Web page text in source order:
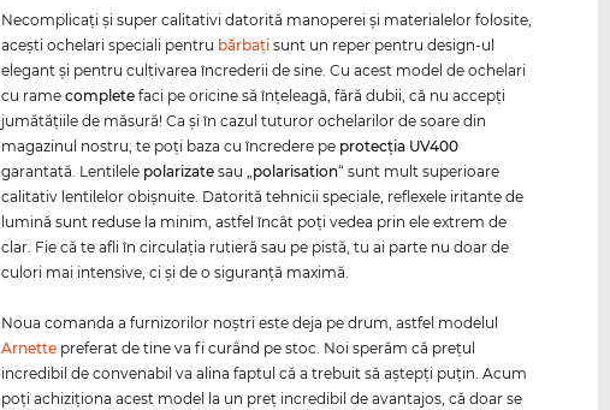
Necomplicaţi şi super calitativi datorită manoperei şi materialelor folosite,
aceşti ochelari speciali pentru bărbaţi sunt un reper pentru design-ul
elegant şi pentru cultivarea încrederii de sine. Cu acest model de ochelari
cu ramecomplete faci pe oricine să înţeleagă, fără dubii, că nu accepţi
jumătăţiile de măsură! Ca și în cazul tuturor ochelarilor de soare din
magazinul nostru, te poți baza cu încredere pe protecția UV400
garantată. Lentilele polarizate sau „polarisation“ sunt mult superioare
calitativ lentilelor obişnuite. Datorită tehnicii speciale, reflexele iritante de
lumină sunt reduse la minim, astfel încât poţi vedea prin ele extrem de
clar. Fie că te afli în circulaţia rutieră sau pe pistă, tu ai parte nu doar de
culori mai intensive, ci şi de o siguranţă maximă.
Noua comanda a furnizorilor noştri este deja pe drum, astfel modelul
Arnette preferat de tine va fi curând pe stoc. Noi sperăm că preţul
incredibil de convenabil va alina faptul că a trebuit să aştepţi puţin. Acum
poţi achiziţiona acest model la un preţ incredibil de avantajos, că doar se